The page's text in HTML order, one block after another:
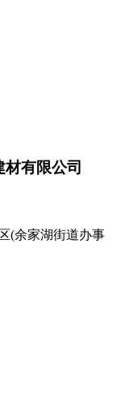
有限公司
(余家湖街道办事